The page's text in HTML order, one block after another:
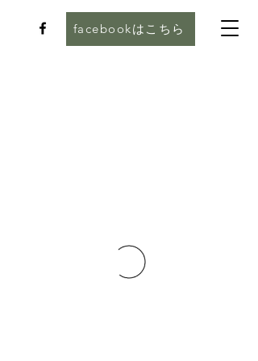
facebookはこちら